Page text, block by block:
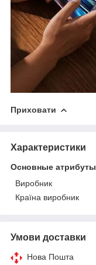
Приховати
Характеристики
Основные атрибуты
Виробник
Країна виробник
Умови доставки
Нова Пошта